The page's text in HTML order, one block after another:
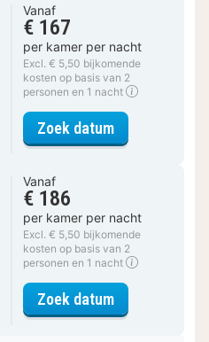
Vanaf
€ 167
per kamer per nacht
Excl. € 5,50 bijkomende
kosten op basis van 2
personen en 1 nacht
Zoek datumvoor Classic
Vanaf
€ 186
per kamer per nacht
Excl. € 5,50 bijkomende
kosten op basis van 2
personen en 1 nacht
Zoek datumvoor Classic